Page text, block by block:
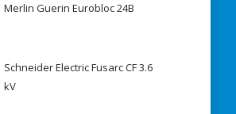
Merlin Guerin Eurobloc 24B
Schneider Electric Fusarc CF 3.6
kV